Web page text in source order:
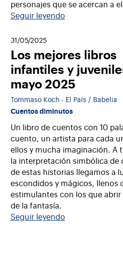
personajes que se acercan a
Seguir leyendo
31/05/2025
Los mejores libros
infantiles y
mayo 2025
Tommaso Koch - El País / Babelia
Cuentos diminutos
Un libro de cuentos con 10
cuento, un artista para cada
ellos y mucha imaginación. A
la interpretación simbólica de
de estas historias llegamos a
escondidos y mágicos, llenos
estimulantes con los que abrir
de la fantasía.
Seguir leyendo